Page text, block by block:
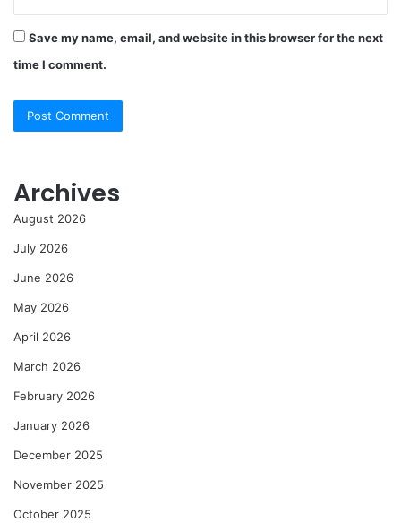
Save my name, email, and website in this browser for the next
time I comment.
Archives
August 2026
July 2026
June 2026
May 2026
April 2026
March 2026
February 2026
January 2026
December 2025
November 2025
October 2025